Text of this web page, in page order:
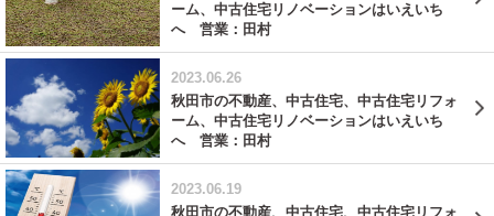
ーム、中古住宅リノベーションはいえいち
へ 営業：田村
2023.06.26
秋田市の不動産、中古住宅、中古住宅リフォ
ーム、中古住宅リノベーションはいえいち
へ 営業：田村
2023.06.19
秋田市の不動産、中古住宅、中古住宅リフォ